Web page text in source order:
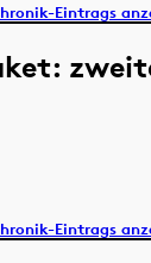
Eintrags
Eintrags